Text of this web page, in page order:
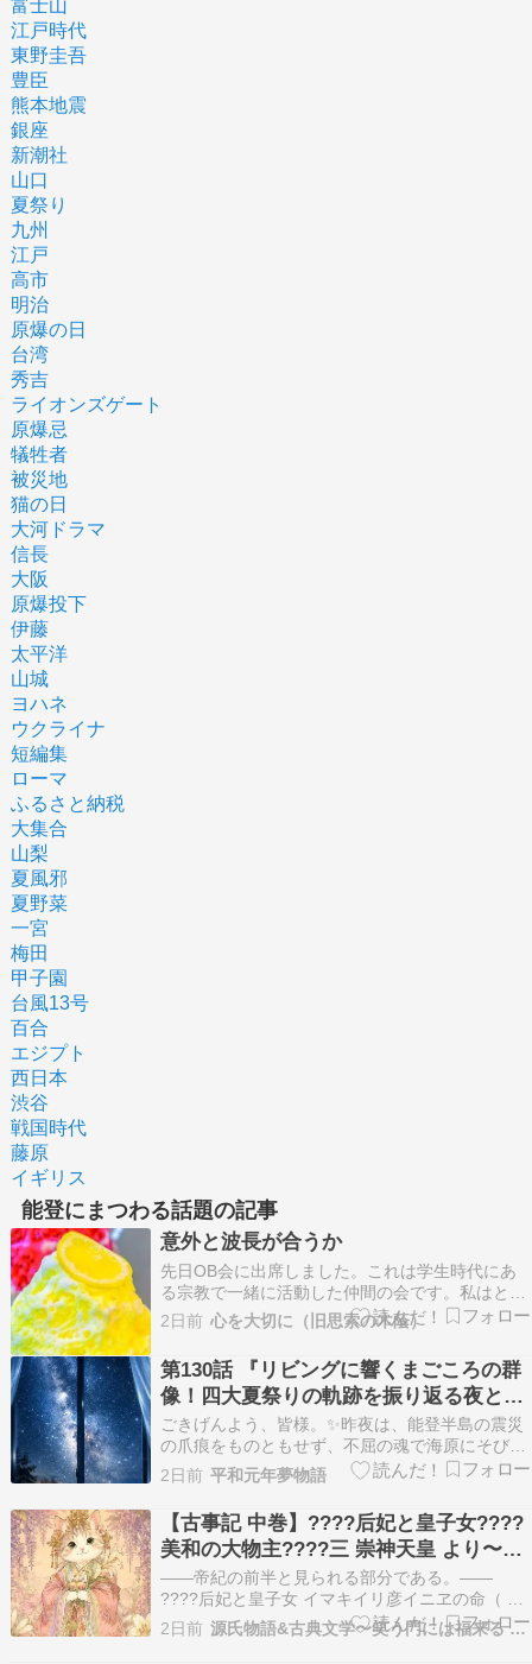
富士山
江戸時代
東野圭吾
豊臣
熊本地震
銀座
新潮社
山口
夏祭り
九州
江戸
高市
明治
原爆の日
台湾
秀吉
ライオンズゲート
原爆忌
犠牲者
被災地
猫の日
大河ドラマ
信長
大阪
原爆投下
伊藤
太平洋
山城
ヨハネ
ウクライナ
短編集
ローマ
ふるさと納税
大集合
山梨
夏風邪
夏野菜
一宮
梅田
甲子園
台風13号
百合
エジプト
西日本
渋谷
戦国時代
藤原
イギリス
能登にまつわる話題の記事
意外と波長が合うか
先日OB会に出席しました。これは学生時代にあ
る宗教で一緒に活動した仲間の会です。私はとっ
くにやめているのに、いつも呼んでくれます。大
変ありがたいことです。 出席者の１人にＪさんと
いう北陸に住んでいる男性がいました。Ｊさんと
は席が離れていたので、話は出来なかったのです
が、帰り際に…
2日前 心を大切に（旧思索の木蔭）
第130話 『リビングに響くまごころの群
像！四大夏祭りの軌跡を振り返る夜と両
大帝へ捧ぐ新開発エナジーの方程式』
ごきげんよう、皆様。✨昨夜は、能登半島の震災
の爪痕をものともせず、不屈の魂で海原にそびえ
立った珠洲の「宝立七夕キリコ祭り」から、絶対
に折れない大地の絆と再生のエナジーをお城のメ
インシステムへとガッチリ蓄電いたしました。過
酷な運命に立ち向かう人間のまごころの美しさを
システムへと定…
2日前 平和元年夢物語
【古事記 中巻】????后妃と皇子女????
美和の大物主????三 崇神天皇 より〜ぜ
ひ 古事記の朗読もお聞きください（日本
の古典の朗読動画を載せています）
——帝紀の前半と見られる部分である。——
????后妃と皇子女 イマキイリ彦イニヱの命（ #
崇神天皇 ）、大和の師木《しき》の水垣の宮にお
いでになつて天下をお治めなさいました。 この天
2日前 源氏物語&古典文学〜笑う門には福来る 少納言日記